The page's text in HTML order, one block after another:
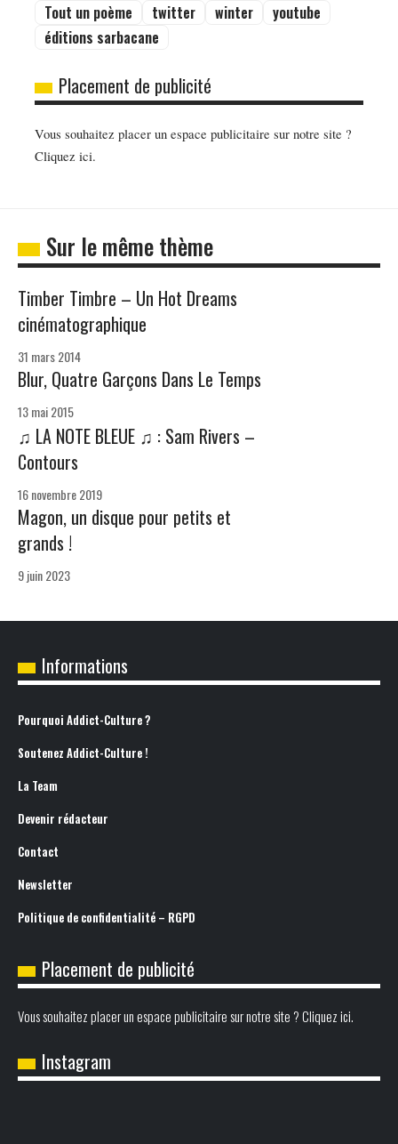
Tout un poème
twitter winter
youtube
éditions sarbacane
Placement de publicité
Vous souhaitez placer un espace publicitaire sur notre site ?
Cliquez ici.
Sur le même thème
Timber Timbre – Un Hot Dreams
cinématographique
31 mars 2014
Blur, Quatre Garçons Dans Le Temps
13 mai 2015
♫ LA NOTE BLEUE ♫ : Sam Rivers –
Contours
16 novembre 2019
Magon, un disque pour petits et
grands !
9 juin 2023
Informations
Pourquoi Addict-Culture ?
Soutenez Addict-Culture !
La Team
Devenir rédacteur
Contact
Newsletter
Politique de confidentialité – RGPD
Placement de publicité
Vous souhaitez placer un espace publicitaire sur notre site ? Cliquez ici.
Instagram